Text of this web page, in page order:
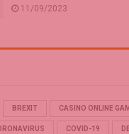
11/09/2023
BREXIT CASINO ONLINE
COVID-19